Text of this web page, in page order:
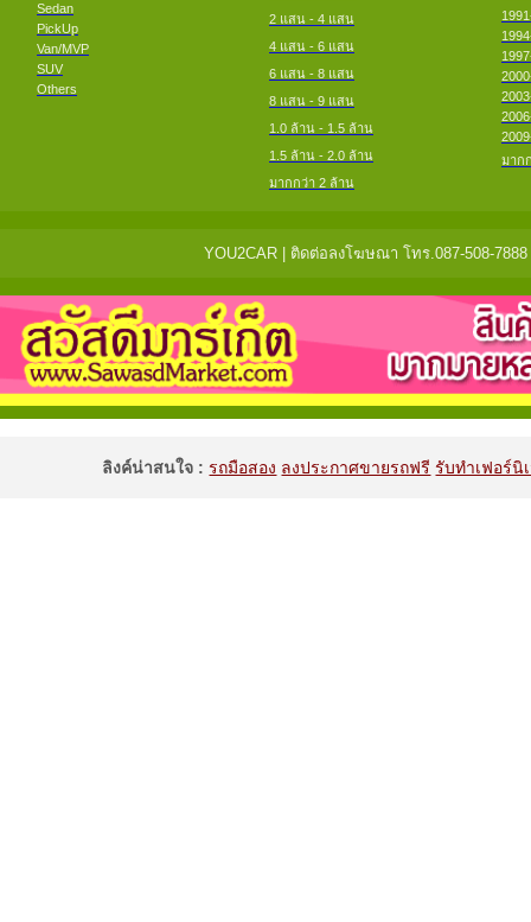
Sedan
PickUp
Van/MVP
SUV
Others
2 แสน - 4 แสน
4 แสน - 6 แสน
6 แสน - 8 แสน
8 แสน - 9 แสน
1.0 ล้าน - 1.5 ล้าน
1.5 ล้าน - 2.0 ล้าน
มากกว่า 2 ล้าน
มาก
YOU2CAR | ติดต่อลงโฆษณา โทร.087-508-
ลิงค์น่าสนใจ :รถมือสอง ลงประกาศขายรถฟรี รับทำเฟอร์นิ